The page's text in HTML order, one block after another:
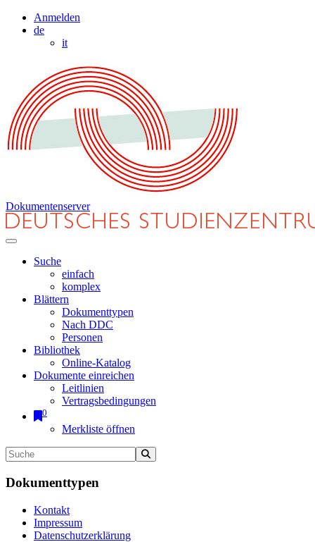
Anmelden
de
it
Dokumentenserver
Suche
einfach
komplex
Blättern
Dokumenttypen
Nach DDC
Personen
Bibliothek
Online-Katalog
Dokumente einreichen
Leitlinien
Vertragsbedingungen
0
Merkliste öffnen
Dokumenttypen
Kontakt
Impressum
Datenschutzerklärung